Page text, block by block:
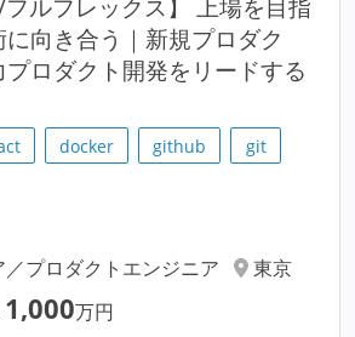
フルフレックス】 上場を目指
向き合う｜新規プロダク
プロダクト開発をリードする
docker github
git
プロダクトエンジニア
東京
1,000万円